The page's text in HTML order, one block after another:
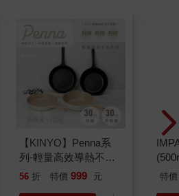
【KINYO】Penna系
列-輕量高效導熱不沾
平煎鍋30cm
56 折 特價 999 元 特價